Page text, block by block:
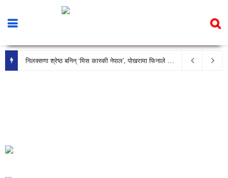
निलक्सणा श्रेष्ठ बनिन् ‘मिस कास्की नेपाल’, पोखरामा फिनाले भव्य रूपमा सम्पन्न